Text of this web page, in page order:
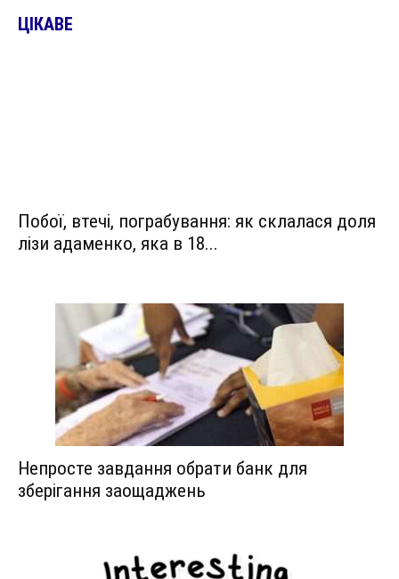
ЦІКАВЕ
Побої, втечі, пограбування: як склалася доля
лізи адаменко, яка в 18...
Непросте завдання обрати банк для
зберігання заощаджень